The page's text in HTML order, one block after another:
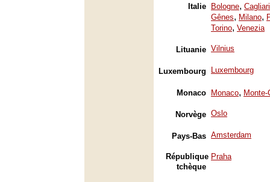
Italie Bologne, Cagliari
Gênes, Milano,
Torino, Venezia
Lituanie Vilnius
Luxembourg Luxembourg
Monaco Monaco, Monte-
Norvège Oslo
Pays-Bas Amsterdam
République
tchèque
Praha